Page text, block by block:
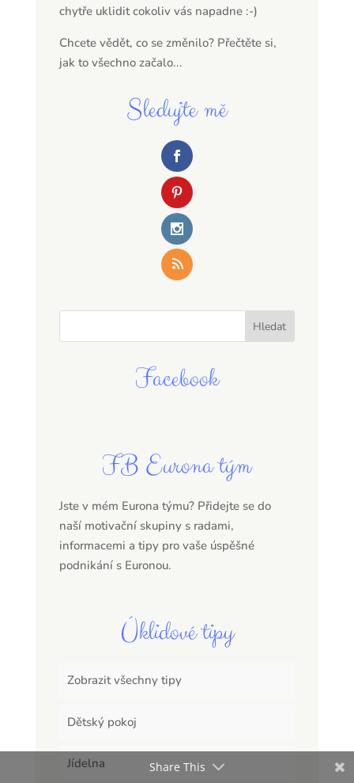
chytře uklidit cokoliv vás napadne :-)
Chcete vědět, co se změnilo? Přečtěte si,
jak to všechno začalo...
Sledujte mě
Facebook
FB Eurona tým
Jste v mém Eurona týmu? Přidejte se do
naší motivační skupiny s radami,
informacemi a tipy pro vaše úspěšné
podnikání s Euronou.
Úklidové tipy
Zobrazit všechny tipy
Dětský pokoj
Jídelna Share This